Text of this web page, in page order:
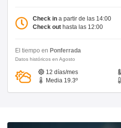
Check in a partir de las 14:00
Check out hasta las 12:00
El tiempo en Ponferrada
Datos históricos en Agosto
12 días/mes
Media 19.3º